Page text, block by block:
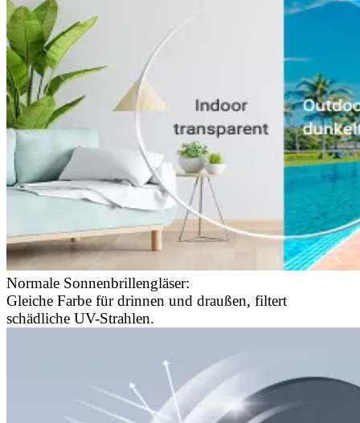
Normale Sonnenbrillengläser:
Gleiche Farbe für drinnen und draußen, filtert
schädliche UV-Strahlen.